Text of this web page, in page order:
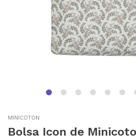
MINICOTON
Bolsa Icon de